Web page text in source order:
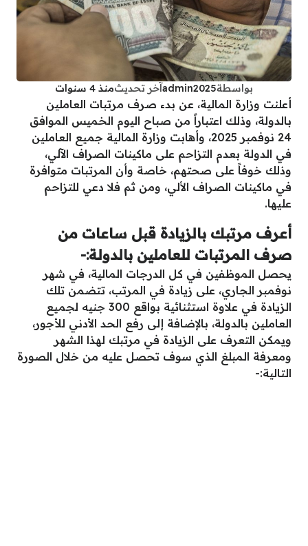
بواسطةadmin2025آخر تحديثمنذ 4 سنوات
أعلنت وزارة المالية، عن بدء صرف مرتبات العاملين
بالدولة، وذلك اعتباراً من صباح اليوم الخميس الموافق
24 نوفمبر 2025، وأهابت وزارة المالية جميع العاملين
في الدولة بعدم التزاحم على ماكينات الصراف الآلي،
وذلك خوفاً على صحتهم، خاصة وأن المرتبات متوافرة
في ماكينات الصراف الألي، ومن ثم فلا دعي للتزاحم
عليها.
أعرف مرتبك بالزيادة قبل ساعات من
صرف المرتبات للعاملين بالدولة:-
يحصل الموظفين في كل الدرجات المالية، في شهر
نوفمبر الجاري، على زيادة في المرتب، تتضمن تلك
الزيادة في علاوة استثنائية بواقع 300 جنيه لجميع
العاملين بالدولة، بالإضافة إلى رفع الحد الأدني للأجور،
ويمكن التعرف على الزيادة في مرتبك لهذا الشهر
ومعرفة المبلغ الذي سوف تحصل عليه من خلال الصورة
التالية:-